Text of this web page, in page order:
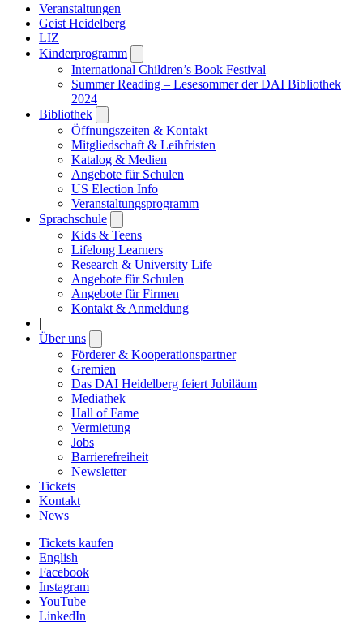
Veranstaltungen
Geist Heidelberg
LIZ
Kinderprogramm
submenu
International Children’s Book Festival
Summer Reading – Lesesommer der DAI Bibliothek
2024
Bibliothek
submenu
Öffnungszeiten & Kontakt
Mitgliedschaft & Leihfristen
Katalog & Medien
Angebote für Schulen
US Election Info
Veranstaltungsprogramm
Sprachschule
submenu
Kids & Teens
Lifelong Learners
Research & University Life
Angebote für Schulen
Angebote für Firmen
Kontakt & Anmeldung
|
Über uns
submenu
Förderer & Kooperationspartner
Gremien
Das DAI Heidelberg feiert Jubiläum
Mediathek
Hall of Fame
Vermietung
Jobs
Barrierefreiheit
Newsletter
Tickets
Kontakt
News
Tickets kaufen
English
Facebook
Instagram
YouTube
LinkedIn